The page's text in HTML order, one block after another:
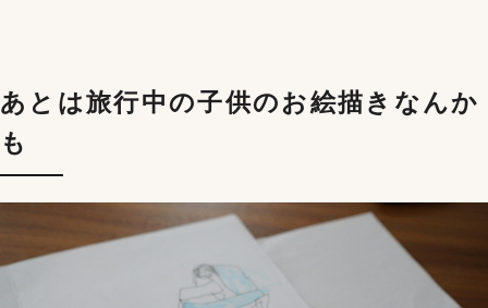
あとは旅行中の子供のお絵描きなんか
も